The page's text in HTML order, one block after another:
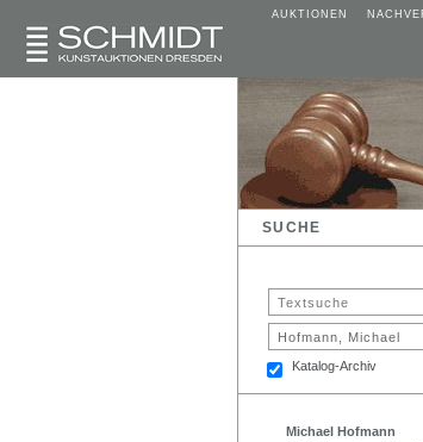
AUKTIONEN
SUCHE
Katalog-Archiv
Michael Hofmann